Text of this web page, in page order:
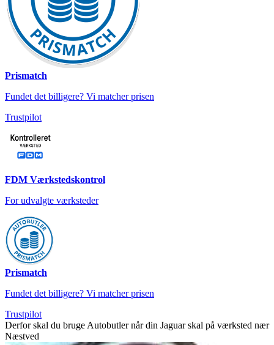
Prismatch
Fundet det billigere? Vi matcher prisen
Trustpilot
FDM Værkstedskontrol
For udvalgte værksteder
Prismatch
Fundet det billigere? Vi matcher prisen
Trustpilot
Derfor skal du bruge Autobutler når din Jaguar skal på værksted nær
Næstved